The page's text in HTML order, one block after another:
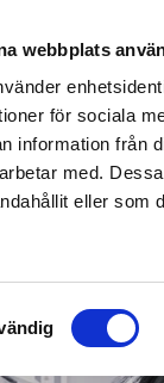
webbplats
för sociala
information från
med.
eller som
Ring: